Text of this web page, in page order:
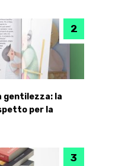
gentilezza: la
per la